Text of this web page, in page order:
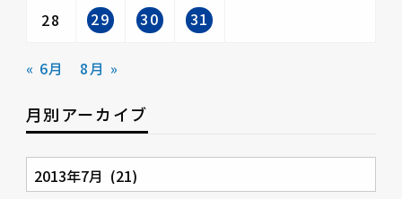
28
29 30 31
« 6月 8月 »
月別アーカイブ
別